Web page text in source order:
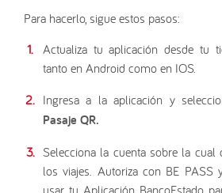
Para hacerlo, sigue estos pasos:
Actualiza tu aplicación desde tu
tanto en Android como en IOS.
Ingresa a la aplicación y
Pasaje QR.
Selecciona la cuenta sobre la cual
los viajes. Autoriza con BE PASS
usar tu Aplicación BancoEstado